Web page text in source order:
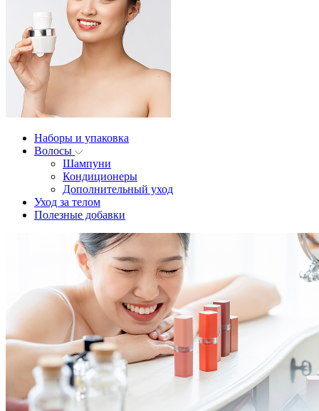
Наборы и упаковка
Волосы
Шампуни
Кондиционеры
Дополнительный уход
Уход за телом
Полезные добавки